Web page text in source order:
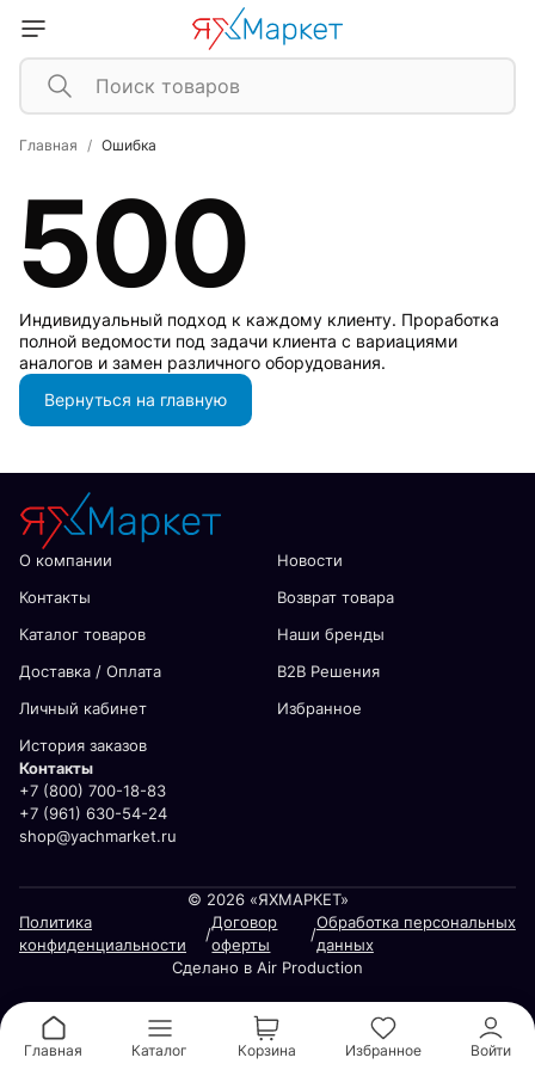
Главная Ошибка
500
Индивидуальный подход к каждому клиенту. Проработка
полной ведомости под задачи клиента с вариациями
аналогов и замен различного оборудования.
Вернуться на главную
О компании
Новости
Контакты
Возврат товара
Каталог товаров
Наши бренды
Доставка / Оплата
В2В Решения
Личный кабинет
Избранное
История заказов
Контакты
+7 (800) 700-18-83
+7 (961) 630-54-24
shop@yachmarket.ru
© 2026 «ЯХМАРКЕТ»
Политика
конфиденциальности
/
Договор
оферты
/
Обработка персональных
данных
Сделано в Air Production
Главная Каталог Корзина Избранное Войти